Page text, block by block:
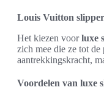
Louis Vuitton
Het kiezen voorluxe
zich mee die ze tot de
aantrekkingskracht,
Voordelen van luxe